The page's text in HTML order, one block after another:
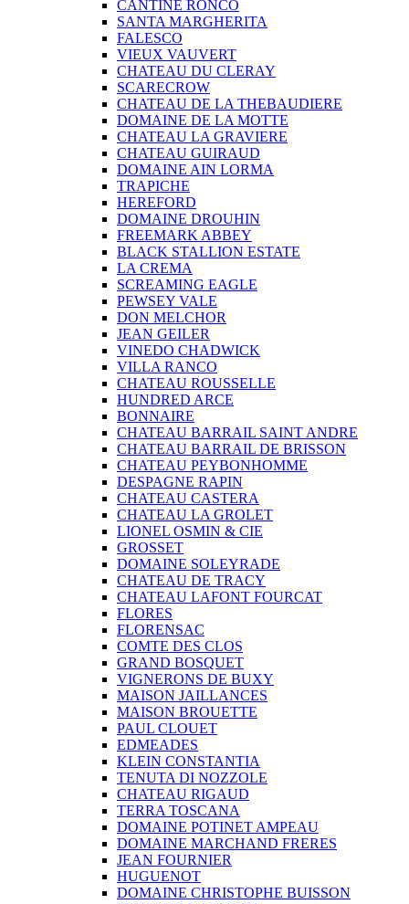
CANTINE RONCO
SANTA MARGHERITA
FALESCO
VIEUX VAUVERT
CHATEAU DU CLERAY
SCARECROW
CHATEAU DE LA THEBAUDIERE
DOMAINE DE LA MOTTE
CHATEAU LA GRAVIERE
CHATEAU GUIRAUD
DOMAINE AIN LORMA
TRAPICHE
HEREFORD
DOMAINE DROUHIN
FREEMARK ABBEY
BLACK STALLION ESTATE
LA CREMA
SCREAMING EAGLE
PEWSEY VALE
DON MELCHOR
JEAN GEILER
VINEDO CHADWICK
VILLA RANCO
CHATEAU ROUSSELLE
HUNDRED ARCE
BONNAIRE
CHATEAU BARRAIL SAINT ANDRE
CHATEAU BARRAIL DE BRISSON
CHATEAU PEYBONHOMME
DESPAGNE RAPIN
CHATEAU CASTERA
CHATEAU LA GROLET
LIONEL OSMIN & CIE
GROSSET
DOMAINE SOLEYRADE
CHATEAU DE TRACY
CHATEAU LAFONT FOURCAT
FLORES
FLORENSAC
COMTE DES CLOS
GRAND BOSQUET
VIGNERONS DE BUXY
MAISON JAILLANCES
MAISON BROUETTE
PAUL CLOUET
EDMEADES
KLEIN CONSTANTIA
TENUTA DI NOZZOLE
CHATEAU RIGAUD
TERRA TOSCANA
DOMAINE POTINET AMPEAU
DOMAINE MARCHAND FRERES
JEAN FOURNIER
HUGUENOT
DOMAINE CHRISTOPHE BUISSON